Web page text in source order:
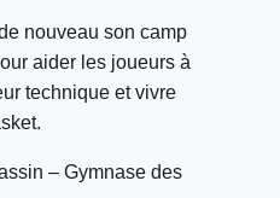
nouveau son camp
aider les joueurs à
technique et vivre
– Gymnase des